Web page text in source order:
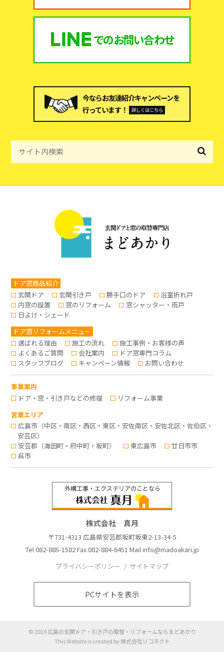
でのお問い合わせ
今ならお友達紹介キャンペーンを
行っています！
詳しくはこちら
ドア窓商品紹介
玄関ドア
玄関引き戸 勝手口のドア
浴室折れ戸
内窓の設置
窓のリフォーム
窓シャッター・雨戸
日よけ・シェード
ドア窓リフォームメニュー
選ばれる理由
施工の流れ
施工事例・お客様の声
よくあるご質問
会社案内
ドア窓専門コラム
スタッフブログ
キャンペーン情報 お問い合わせ
事業案内
ドア・窓・引き戸などの修理
リフォーム事業
営業エリア
広島市（中区・南区・西区・東区・安佐南区・安佐北区・佐伯区・
安芸区）
安芸郡（海田町・府中町・坂町）
東広島市
廿日市市
呉市
株式会社 真月
〒731-4313 広島県安芸郡坂町坂東2-13-34-5
Tel082-885-1582Fax 082-884-6451 Mailinfo@madoakari.jp
プライバシーポリシー
サイトマップ
PCサイトを表示
©2019 広島の玄関ドア・引き戸の取替・リフォームならまどあかり
This Website is created by株式会社リコネクト